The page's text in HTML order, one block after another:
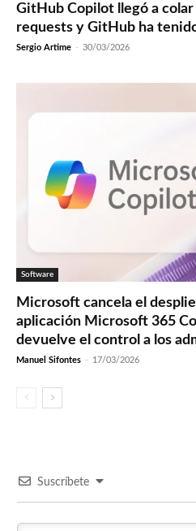
GitHub Copilot llegó a colar
requests y GitHub ha
Sergio Artime - 30/03/2026
Software
Microsoft cancela el
aplicación Microsoft 365
devuelve el control a los
Manuel Sifontes - 17/03/2026
Suscríbete